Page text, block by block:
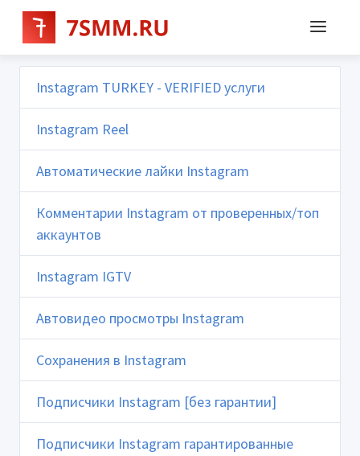
Instagram TURKEY - VERIFIED услуги
Instagram Reel
Автоматические лайки Instagram
Комментарии Instagram от проверенных/топ
аккаунтов
Instagram IGTV
Автовидео просмотры Instagram
Сохранения в Instagram
Подписчики Instagram [без гарантии]
Подписчики Instagram гарантированные